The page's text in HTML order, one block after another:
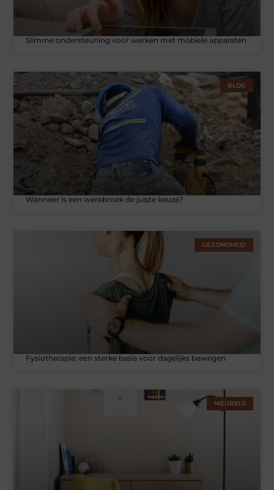
Slimme ondersteuning voor werken met mobiele apparaten
BLOG
Wanneer is een werkbroek de juiste keuze?
GEZONDHEID
Fysiotherapie: een sterke basis voor dagelijks bewegen
MEUBELS